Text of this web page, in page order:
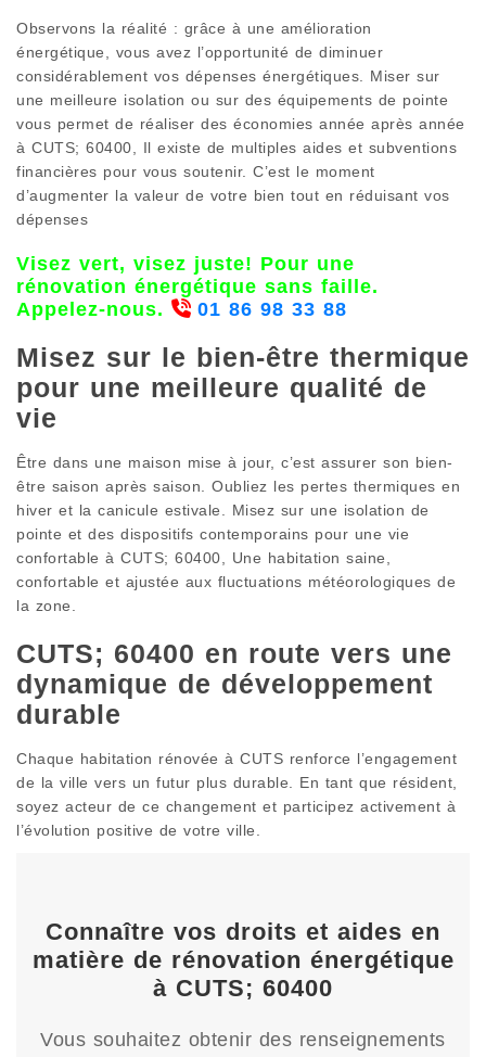
Observons la réalité : grâce à une amélioration
énergétique, vous avez l’opportunité de diminuer
considérablement vos dépenses énergétiques. Miser sur
une meilleure isolation ou sur des équipements de pointe
vous permet de réaliser des économies année après année
à CUTS; 60400, Il existe de multiples aides et subventions
financières pour vous soutenir. C’est le moment
d’augmenter la valeur de votre bien tout en réduisant vos
dépenses
Visez vert, visez juste! Pour une
rénovation énergétique sans faille.
Appelez-nous.
01 86 98 33 88
Misez sur le bien-être thermique
pour une meilleure qualité de
vie
Être dans une maison mise à jour, c’est assurer son bien-
être saison après saison. Oubliez les pertes thermiques en
hiver et la canicule estivale. Misez sur une isolation de
pointe et des dispositifs contemporains pour une vie
confortable à CUTS; 60400, Une habitation saine,
confortable et ajustée aux fluctuations météorologiques de
la zone.
CUTS; 60400 en route vers une
dynamique de développement
durable
Chaque habitation rénovée à CUTS renforce l’engagement
de la ville vers un futur plus durable. En tant que résident,
soyez acteur de ce changement et participez activement à
l’évolution positive de votre ville.
Connaître vos droits et aides en
matière de rénovation énergétique
à CUTS; 60400
Vous souhaitez obtenir des renseignements